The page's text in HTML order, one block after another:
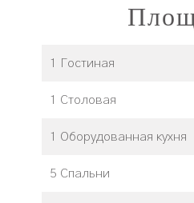
1 Гостиная
1 Столовая
1 Оборудованная кухня
5 Спальни